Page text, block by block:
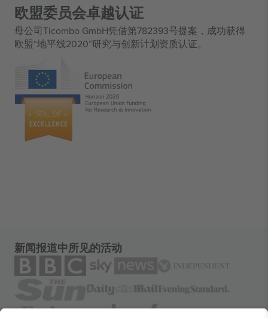
欧盟委员会卓越认证
母公司Ticombo GmbH凭借第782393号提案，成功获得
欧盟“地平线2020”研究与创新计划资质认证。
新闻报道中所见的活动